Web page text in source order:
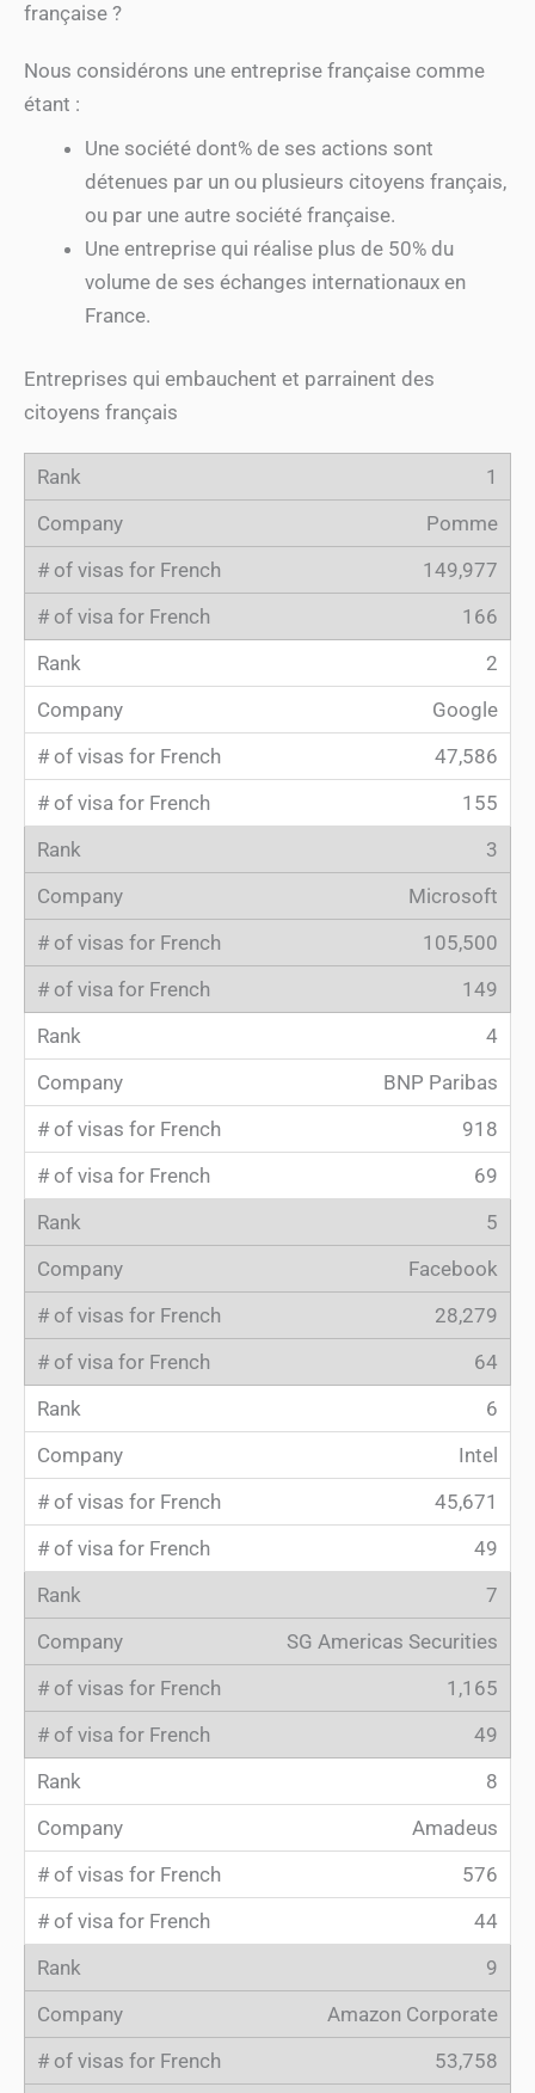
française ?
Nous considérons une entreprise française comme
étant :
Une société dont% de ses actions sont
détenues par un ou plusieurs citoyens français,
ou par une autre société française.
Une entreprise qui réalise plus de 50% du
volume de ses échanges internationaux en
France.
Entreprises qui embauchent et parrainent des
citoyens français
1
Pomme
149,977
166
2
Google
47,586
155
3
Microsoft
105,500
149
4
BNP Paribas
918
69
5
Facebook
28,279
64
6
Intel
45,671
49
7
SG Americas Securities
1,165
49
8
Amadeus
576
44
9
Amazon Corporate
53,758